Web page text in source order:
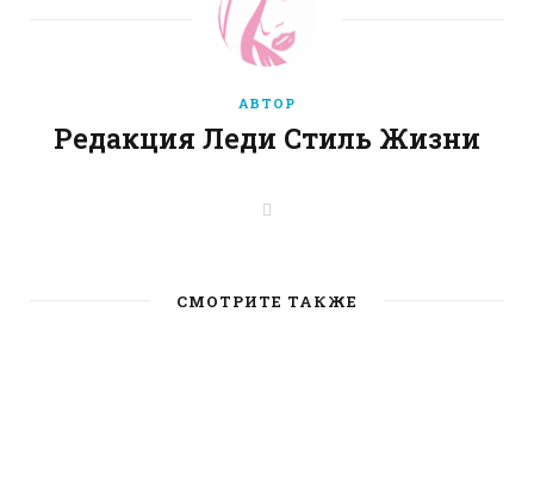
АВТОР
Редакция Леди Стиль Жизни
t
e
СМОТРИТЕ ТАКЖЕ